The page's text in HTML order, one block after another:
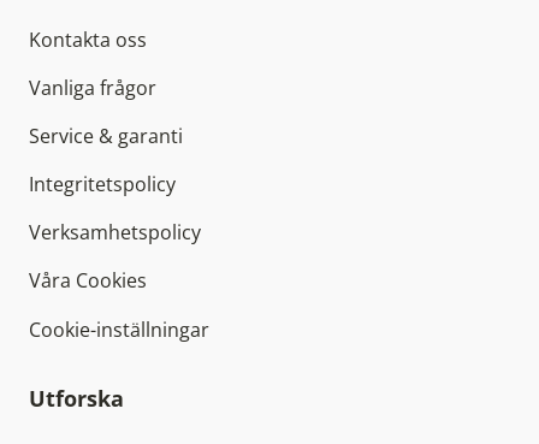
Kontakta oss
Vanliga frågor
Service & garanti
Integritetspolicy
Verksamhetspolicy
Våra Cookies
Cookie-inställningar
Utforska